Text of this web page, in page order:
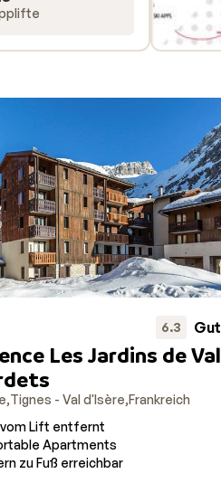
6.3 Gut
Les Jardins de Val
Tignes - Val d'Isère Frankreich
Lift entfernt
Apartments
zu Fuß erreichbar